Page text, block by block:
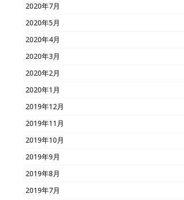
2020年7月
2020年5月
2020年4月
2020年3月
2020年2月
2020年1月
2019年12月
2019年11月
2019年10月
2019年9月
2019年8月
2019年7月